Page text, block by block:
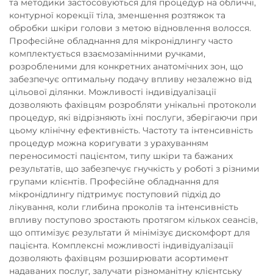
та методики застосовуються для процедур на обличчі,
контурної корекції тіла, зменшення розтяжок та
обробки шкіри голови з метою відновлення волосся.
Професійне обладнання для мікронідлингу часто
комплектується взаємозамінними ручками,
розробленими для конкретних анатомічних зон, що
забезпечує оптимальну подачу впливу незалежно від
цільової ділянки. Можливості індивідуалізації
дозволяють фахівцям розробляти унікальні протоколи
процедур, які відрізняють їхні послуги, зберігаючи при
цьому клінічну ефективність. Частоту та інтенсивність
процедур можна коригувати з урахуванням
переносимості пацієнтом, типу шкіри та бажаних
результатів, що забезпечує гнучкість у роботі з різними
групами клієнтів. Професійне обладнання для
мікронідлингу підтримує поступовий підхід до
лікування, коли глибина проколів та інтенсивність
впливу поступово зростають протягом кількох сеансів,
що оптимізує результати й мінімізує дискомфорт для
пацієнта. Комплексні можливості індивідуалізації
дозволяють фахівцям розширювати асортимент
надаваних послуг, залучати різноманітну клієнтську